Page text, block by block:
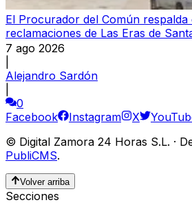
El Procurador del Común respalda
reclamaciones de Las Eras de
7 ago 2026
Alejandro Sardón
0
Facebook
Instagram X
© Digital Zamora 24 Horas S.L. ·
PubliCMS.
Volver arriba
Secciones